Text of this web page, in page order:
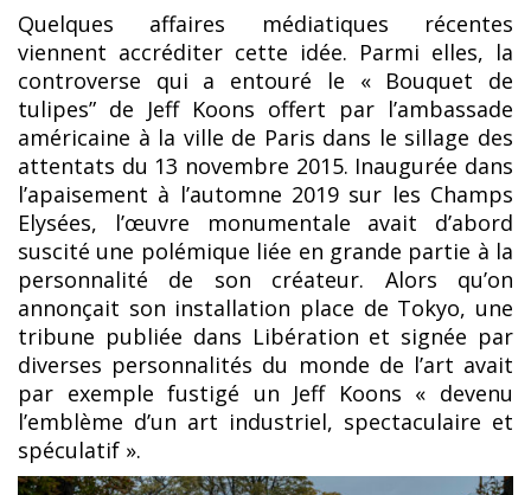
Quelques affaires médiatiques récentes
viennent accréditer cette idée. Parmi elles, la
controverse qui a entouré le « Bouquet de
tulipes” de Jeff Koons offert par l’ambassade
américaine à la ville de Paris dans le sillage des
attentats du 13 novembre 2015. Inaugurée dans
l’apaisement à l’automne 2019 sur les Champs
Elysées, l’œuvre monumentale avait d’abord
suscité une polémique liée en grande partie à la
personnalité de son créateur. Alors qu’on
annonçait son installation place de Tokyo, une
tribune publiée dans Libération et signée par
diverses personnalités du monde de l’art avait
par exemple fustigé un Jeff Koons « devenu
l’emblème d’un art industriel, spectaculaire et
spéculatif ».